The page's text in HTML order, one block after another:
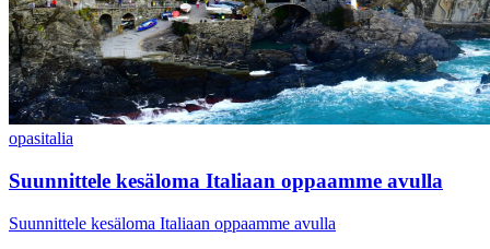
opasitalia
Suunnittele kesäloma Italiaan oppaamme avulla
Suunnittele kesäloma Italiaan oppaamme avulla